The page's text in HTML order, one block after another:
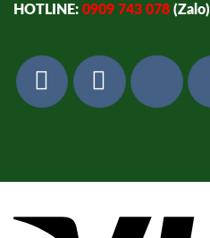
HOTLINE: 0909 743 078 (Zalo)